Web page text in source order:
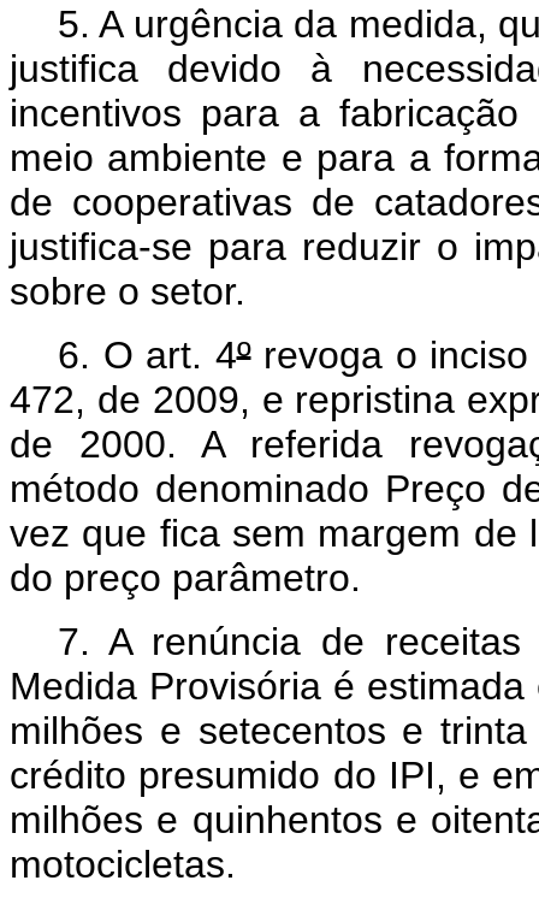
5. A urgência da medida,
justifica devido à
incentivos para a
meio ambiente e para a
de cooperativas de
justifica-se para reduzir o
sobre o setor.
6. O art. 4ºrevoga o inciso
472, de 2009, e repristina
de 2000. A referida
método denominado Preço
vez que fica sem margem de
do preço parâmetro.
7. A renúncia de
Medida Provisória é
milhões e setecentos e
crédito presumido do IPI, e
milhões e quinhentos e
motocicletas.